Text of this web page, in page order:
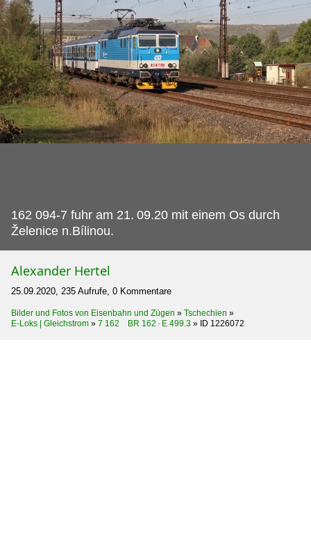
162 094-7 fuhr am 21. 09.20 mit einem Os durch
Želenice n.Bílinou.
Alexander Hertel
25.09.2020, 235 Aufrufe, 0 Kommentare
Bilder und Fotos von Eisenbahn und Zügen » Tschechien »
E-Loks | Gleichstrom » 7 162 BR 162 · E 499.3 » ID 1226072